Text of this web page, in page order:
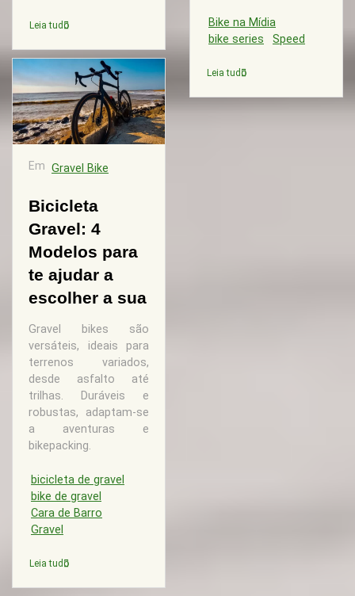
Leia tudo
Em Gravel Bike
Bicicleta
Gravel: 4
Modelos para
te ajudar a
escolher a sua
Gravel bikes são
versáteis, ideais para
terrenos variados,
desde asfalto até
trilhas. Duráveis e
robustas, adaptam-se
a aventuras e
bikepacking.
bicicleta de gravel
bike de gravel
Cara de Barro
Gravel
Leia tudo
Bike na Mídia
bike series
Speed
Leia tudo